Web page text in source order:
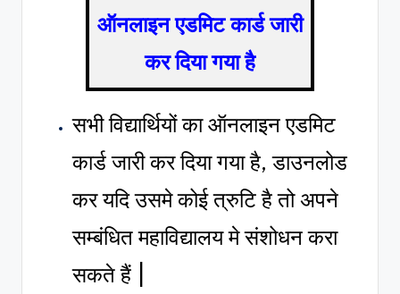
ऑनलाइन एडमिट कार्ड जारी
कर दिया गया है
सभी विद्यार्थियों का ऑनलाइन एडमिट
कार्ड जारी कर दिया गया है, डाउनलोड
कर यदि उसमे कोई त्रुटि है तो अपने
सम्बंधित महाविद्यालय मे संशोधन करा
सकते हैं |